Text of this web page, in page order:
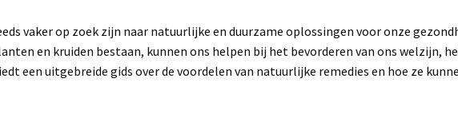
vaker op zoek zijn naar natuurlijke en duurzame oplossingen voor onze
en kruiden bestaan, kunnen ons helpen bij het bevorderen van ons welzijn,
een uitgebreide gids over de voordelen van natuurlijke remedies en hoe ze